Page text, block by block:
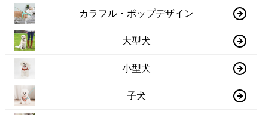
カラフル・ポップデザイン
大型犬
小型犬
子犬